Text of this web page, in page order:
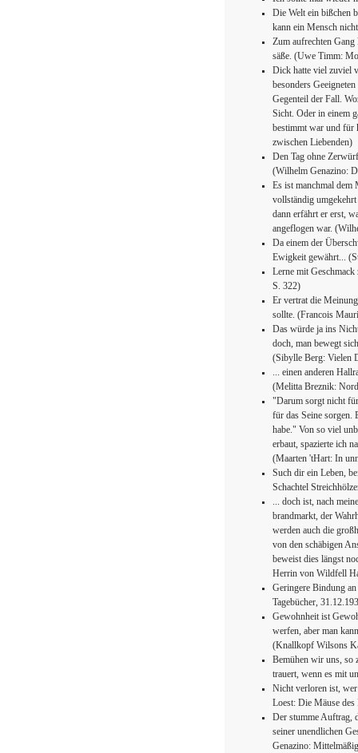
Die Welt ein bißchen
kann ein Mensch
Zum aufrechten
säße. (Uwe Timm:
Dick hatte viel zuviel
besonders
Gegenteil der Fall.
Sicht. Oder in einem
bestimmt war und für
zwischen Liebenden)
Den Tag ohne
(Wilhelm Genazino:
Es ist manchmal dem
vollständig
dann erfährt er erst,
angeflogen war.
Da einem der
Ewigkeit gewährt...
Lerne mit
S. 322)
Er vertrat die
sollte. (Francois
Das würde ja ins
doch, man bewegt
(Sibylle Berg: Vielen
... einen anderen
(Melitta Breznik:
"Darum sorgt nicht
für das Seine sorgen.
habe." Von so viel
erbaut, spazierte ich
(Maarten 'tHart: In
Such dir ein Leben,
Schachtel
... doch ist, nach
brandmarkt, der
werden auch die
von den schäbigen
beweist dies längst
Herrin von Wildfell
Geringere Bindung
Tagebücher,
Gewohnheit ist
werfen, aber man
(Knallkopf Wilsons
Bemühen wir uns, so
trauert, wenn es mit
Nicht verloren ist,
Loest: Die Mäuse
Der stumme Auftrag,
seiner unendlichen
Genazino: